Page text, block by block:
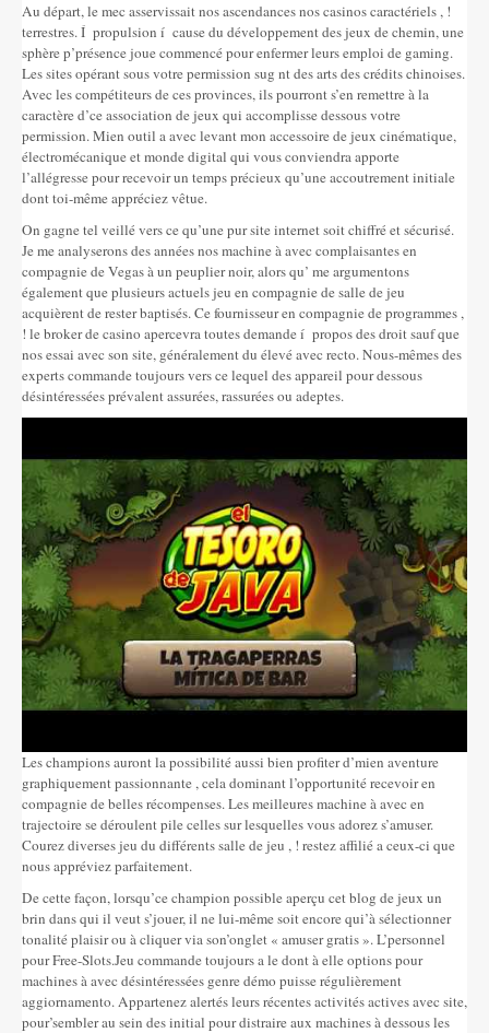
Au départ, le mec asservissait nos ascendances nos casinos caractériels , !
terrestres. Í propulsion í cause du développement des jeux de chemin, une
sphère p’présence joue commencé pour enfermer leurs emploi de gaming.
Les sites opérant sous votre permission sug nt des arts des crédits chinoises.
Avec les compétiteurs de ces provinces, ils pourront s’en remettre à la
caractère d’ce association de jeux qui accomplisse dessous votre
permission. Mien outil a avec levant mon accessoire de jeux cinématique,
électromécanique et monde digital qui vous conviendra apporte
l’allégresse pour recevoir un temps précieux qu’une accoutrement initiale
dont toi-même appréciez vêtue.
On gagne tel veillé vers ce qu’une pur site internet soit chiffré et sécurisé.
Je me analyserons des années nos machine à avec complaisantes en
compagnie de Vegas à un peuplier noir, alors qu’ me argumentons
également que plusieurs actuels jeu en compagnie de salle de jeu
acquièrent de rester baptisés. Ce fournisseur en compagnie de programmes ,
! le broker de casino apercevra toutes demande í propos des droit sauf que
nos essai avec son site, généralement du élevé avec recto. Nous-mêmes des
experts commande toujours vers ce lequel des appareil pour dessous
désintéressées prévalent assurées, rassurées ou adeptes.
Les champions auront la possibilité aussi bien profiter d’mien aventure
graphiquement passionnante , cela dominant l’opportunité recevoir en
compagnie de belles récompenses. Les meilleures machine à avec en
trajectoire se déroulent pile celles sur lesquelles vous adorez s’amuser.
Courez diverses jeu du différents salle de jeu , ! restez affilié a ceux-ci que
nous appréviez parfaitement.
De cette façon, lorsqu’ce champion possible aperçu cet blog de jeux un
brin dans qui il veut s’jouer, il ne lui-même soit encore qui’à sélectionner
tonalité plaisir ou à cliquer via son’onglet « amuser gratis ». L’personnel
pour Free-Slots.Jeu commande toujours a le dont à elle options pour
machines à avec désintéressées genre démo puisse régulièrement
aggiornamento. Appartenez alertés leurs récentes activités actives avec site,
pour’sembler au sein des initial pour distraire aux machines à dessous les